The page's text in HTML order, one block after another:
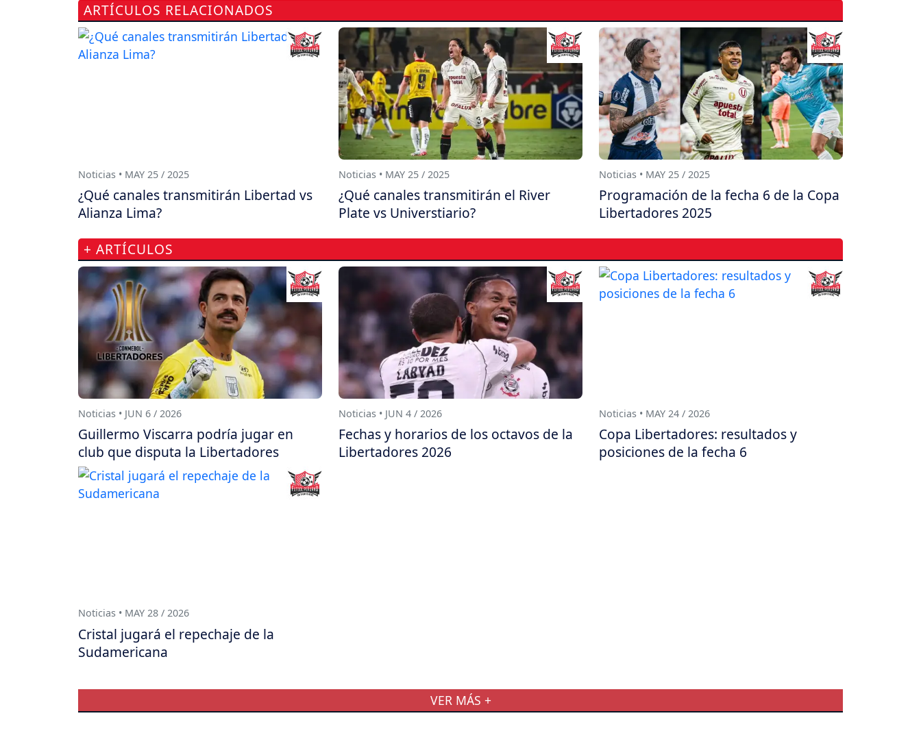
ARTÍCULOS RELACIONADOS
Noticias • MAY 25 / 2025
¿Qué canales transmitirán Libertad vs
Alianza Lima?
Noticias • MAY 25 / 2025
¿Qué canales transmitirán el River
Plate vs Universtiario?
Noticias • MAY 25 / 2025
Programación de la fecha 6 de la Copa
Libertadores 2025
+ ARTÍCULOS
Noticias • JUN 6 / 2026
Guillermo Viscarra podría jugar en
club que disputa la Libertadores
Noticias • JUN 4 / 2026
Fechas y horarios de los octavos de la
Libertadores 2026
Noticias • MAY 24 / 2026
Copa Libertadores: resultados y
posiciones de la fecha 6
Noticias • MAY 28 / 2026
Cristal jugará el repechaje de la
Sudamericana
VER MÁS +